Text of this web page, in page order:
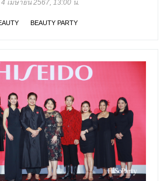
4 เมษายน 2567, 13:00 น.
BEAUTY PARTY